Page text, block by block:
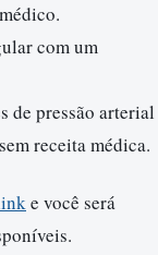
com um
de pressão arterial
receita médica.
e você será